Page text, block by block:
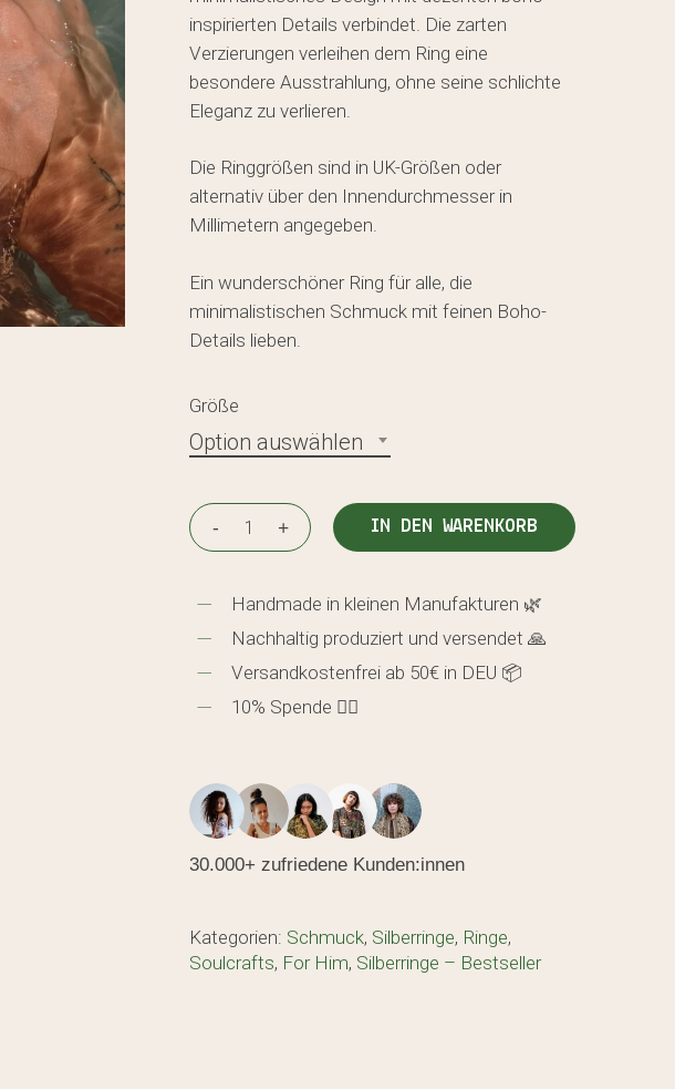
GO TO SHOP
inspirierten Details verbindet. Die zarten
Verzierungen verleihen dem Ring eine
besondere Ausstrahlung, ohne seine schlichte
Eleganz zu verlieren.
Die Ringgrößen sind in UK-Größen oder
alternativ über den Innendurchmesser in
Millimetern angegeben.
Ein wunderschöner Ring für alle, die
minimalistischen Schmuck mit feinen Boho-
Details lieben.
Größe
Option auswählen
IN DEN WARENKORB
Handmade in kleinen Manufakturen 🌿
Nachhaltig produziert und versendet 🙏
Versandkostenfrei ab 50€ in DEU 📦
10% Spende 🖐🏼
30.000+ zufriedene Kunden:innen
Kategorien: Schmuck, Silberringe, Ringe,
Soulcrafts, For Him, Silberringe – Bestseller